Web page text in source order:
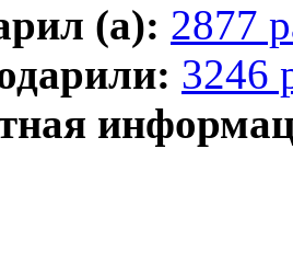
(а): 2877
3246